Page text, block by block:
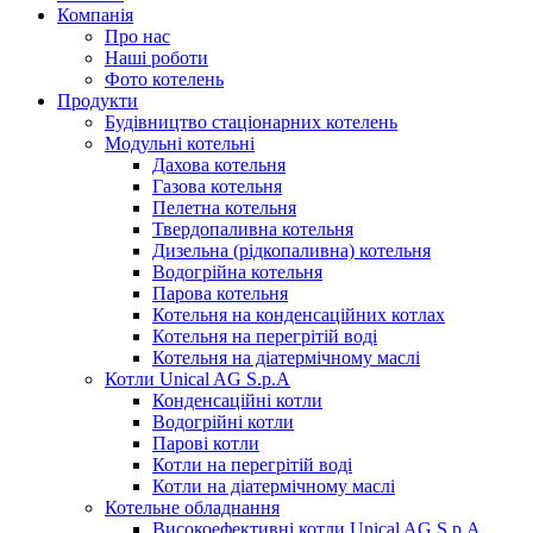
Компанія
Про нас
Наші роботи
Фото котелень
Продукти
Будівництво стаціонарних котелень
Модульні котельні
Дахова котельня
Газова котельня
Пелетна котельня
Твердопаливна котельня
Дизельна (рідкопаливна) котельня
Водогрійна котельня
Парова котельня
Котельня на конденсаційних котлах
Котельня на перегрітій воді
Котельня на діатермічному маслі
Котли Unical AG S.p.A
Конденсаційні котли
Водогрійні котли
Парові котли
Котли на перегрітій воді
Котли на діатермічному маслі
Котельне обладнання
Високоефективні котли Unical AG S.p.A